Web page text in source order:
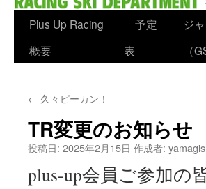
ン
ン
ツ
へ
ス
Plus Up Racing
概要
予定
表
ジ
（
← 久々ピーカン！
TR変更のお知らせ
投稿日: 2025年2月15日 作成者:
plus-up会員ご参加の